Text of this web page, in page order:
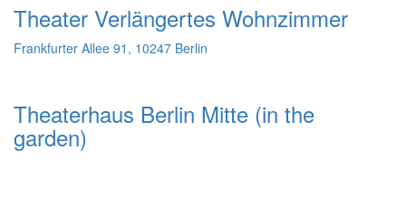
Theater Verlängertes Wohnzimmer
Frankfurter Allee 91, 10247 Berlin
Theaterhaus Berlin Mitte (in the
garden)